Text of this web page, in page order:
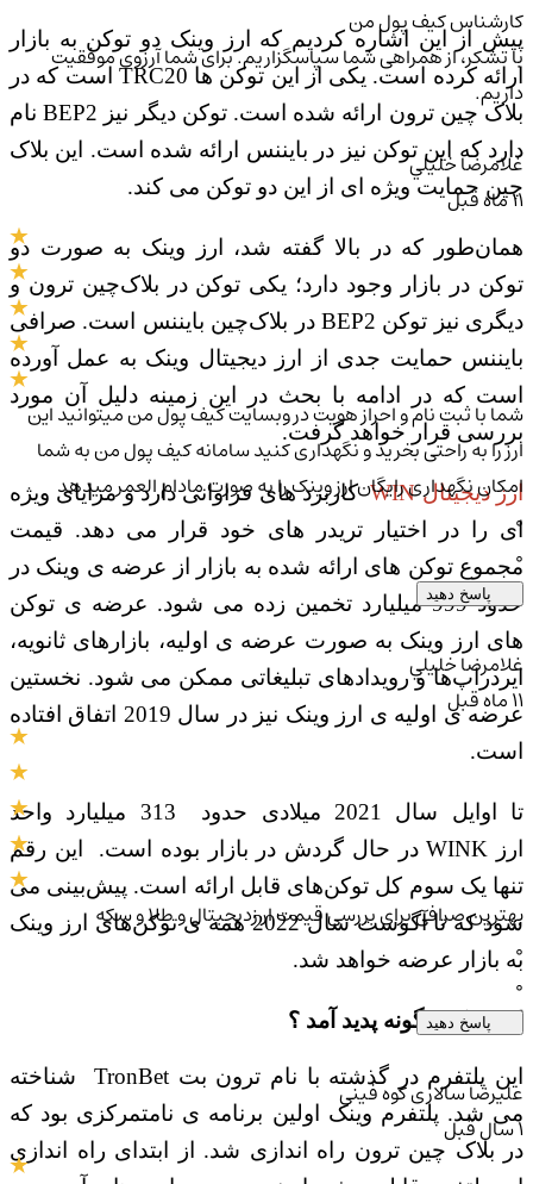
پیش از این اشاره کردیم که ارز وینک دو توکن به بازار
ارائه کرده است. یکی از این توکن هاTRC20است که در
بلاک چین ترون ارائه شده است. توکن دیگر نیز BEP2نام
دارد که این توکن نیز در بایننس ارائه شده است. این بلاک
چین حمایت ویژه ای از این دو توکن می کند.
همان‌طور که در بالا گفته شد، ارز وینک به صورت دو
توکن در بازار وجود دارد؛ یکی توکن در بلاک‌چین ترون و
دیگری نیز توکنBEP2در بلاک‌چین بایننس است. صرافی
بایننس حمایت جدی از ارز دیجیتال وینک به عمل آورده
است که در ادامه با بحث در این زمینه دلیل آن مورد
بررسی قرار خواهد گرفت.
ارز دیجیتالWINکاربرد های فراوانی دارد و مزایای ویژه
ای را در اختیار تریدر های خود قرار می دهد. قیمت
مجموع توکن های ارائه شده به بازار از عرضه ی وینک در
حدود 999 میلیارد تخمین زده می شود. عرضه ی توکن
های ارز وینک به صورت عرضه ی اولیه، بازارهای ثانویه،
ایردراپ‌ها و رویدادهای تبلیغاتی ممکن می شود. نخستین
عرضه ی اولیه ی ارز وینک نیز در سال 2019 اتفاق افتاده
است.
تا اوایل سال 2021 میلادی حدود
313 میلیارد واحد
ارز WINKدر حال گردش در بازار بوده است. این رقم
تنها یک سوم کل توکن‌های قابل ارائه است. پیش‌بینی‌ می
شود که تا آگوست سال 2022 همه ی توکن‌های ارز وینک
به بازار عرضه خواهد شد.
ارز وینک چگونه پدید آمد ؟
این پلتفرم در گذشته با نام ترون بت TronBetشناخته
می شد. پلتفرم وینک اولین برنامه ی نامتمرکزی بود که
در بلاک چین ترون راه اندازی شد. از ابتدای راه اندازی
کارشناس کیف پول من
با تشکر، از همراهی شما سپاسگزاریم. برای شما آرزوی موفقیت
داریم.
غلامرضا خليلي
11 ماه قبل
شما با ثبت نام و احراز هویت در وبسایت کیف پول من میتوانید این
ارز را به راحتی بخرید و نگهداری کنید سامانه کیف پول من به شما
امکان نگهداری رایگان ارز وینک را به صورت مادام العمر میدهد
پاسخ دهید
غلامرضا خليلي
11 ماه قبل
بهترین صرافی برای بررسی قیمت ار زدیجیتال و طلا و سکه
پاسخ دهید
علیرضا سالاری کوه فینی